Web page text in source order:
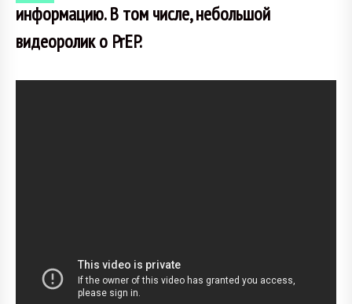
информацию. В том числе, небольшой
видеоролик о PrEP.